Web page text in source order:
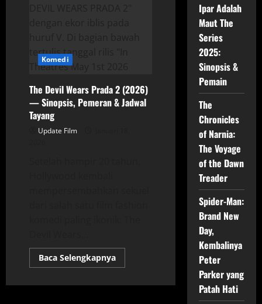
Komedi
The Devil Wears Prada 2 (2026)
— Sinopsis, Pemeran & Jadwal
Tayang
Update Film
Baca SelengkapnyaRead
more
Ipar Adalah
Maut The
Series
2025:
Sinopsis &
Pemain
The
Chronicles
of Narnia:
The Voyage
of the Dawn
Treader
Spider-Man:
Brand New
Day,
Kembalinya
Peter
Parker yang
Patah Hati